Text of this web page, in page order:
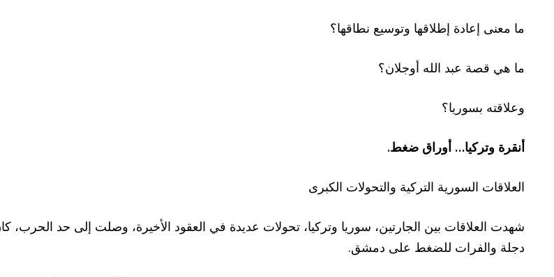
ما معنى إعادة إطلاقها وتوسيع نطاقها؟
ما هي قصة عبد الله أوجلان؟
وعلاقته بسوريا؟
أنقرة وتركيا… أوراق ضغط.
العلاقات السورية التركية والتحولات الكبرى
شهدت العلاقات بين الجارتين، سوريا وتركيا، تحولات عديدة في العقود الأخيرة، وصلت إلى حد
دجلة والفرات للضغط على دمشق.